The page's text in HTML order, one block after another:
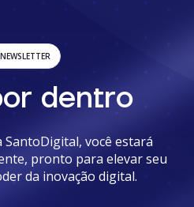
NEWSLETTER
dentro
SantoDigital, você estará
pronto para elevar seu
da inovação digital.